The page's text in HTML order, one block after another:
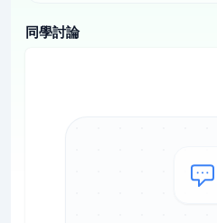
同學討論